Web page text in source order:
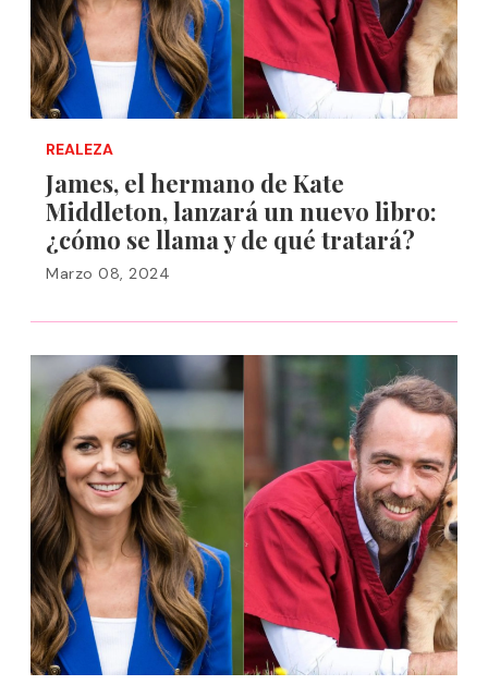
REALEZA
James, el hermano de Kate
Middleton, lanzará un nuevo libro:
¿cómo se llama y de qué tratará?
Marzo 08, 2024